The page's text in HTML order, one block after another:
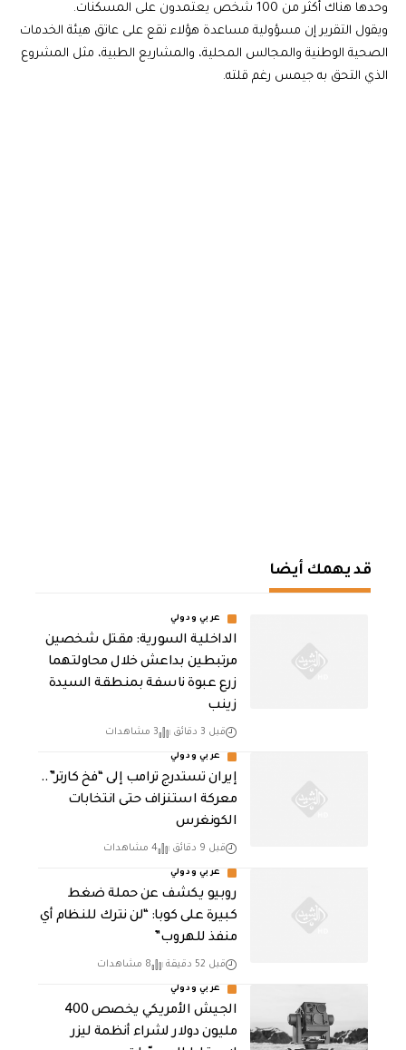
وحدها هناك أكثر من 100 شخص يعتمدون على المسكنات.
ويقول التقرير إن مسؤولية مساعدة هؤلاء تقع على عاتق هيئة الخدمات
الصحية الوطنية والمجالس المحلية، والمشاريع الطبية، مثل المشروع
الذي التحق به جيمس رغم قلته.
قد يهمك أيضا
عربي ودولي
الداخلية السورية: مقتل شخصين
مرتبطين بداعش خلال محاولتهما
زرع عبوة ناسفة بمنطقة السيدة
زينب
قبل 3 دقائق 3 مشاهدات
عربي ودولي
إيران تستدرج ترامب إلى “فخ كارتر”..
معركة استنزاف حتى انتخابات
الكونغرس
قبل 9 دقائق 4 مشاهدات
عربي ودولي
روبيو يكشف عن حملة ضغط
كبيرة على كوبا: “لن نترك للنظام أي
منفذ للهروب”
قبل 52 دقيقة 8 مشاهدات
عربي ودولي
الجيش الأمريكي يخصص 400
مليون دولار لشراء أنظمة ليزر